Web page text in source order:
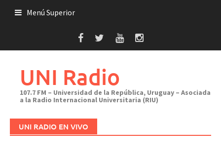
Menú Superior
UNI Radio
107.7 FM – Universidad de la República, Uruguay – Asociada
a la Radio Internacional Universitaria (RIU)
UNI RADIO EN VIVO